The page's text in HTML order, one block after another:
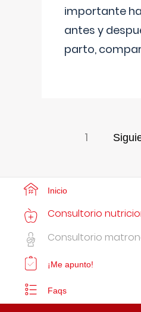
importante
antes y
parto,
1
Inicio
Consultorio
Consultorio
¡Me apunto!
Faqs